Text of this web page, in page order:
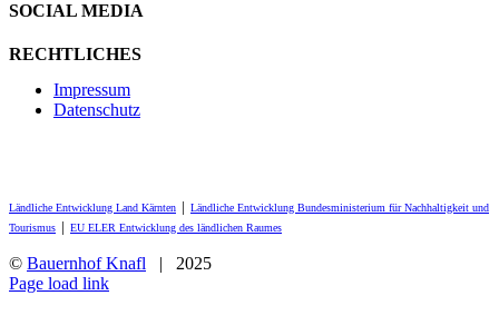
SOCIAL MEDIA
RECHTLICHES
Impressum
Datenschutz
Ländliche Entwicklung Land Kärnten
Ländliche Entwicklung Bundesministerium für Nachhaltigkeit und
Tourismus
EU ELER Entwicklung des ländlichen Raumes
© Bauernhof Knafl | 2025
Facebook
Page load link